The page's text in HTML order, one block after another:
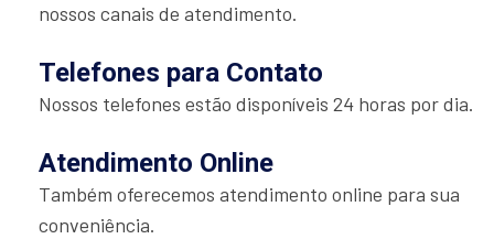
nossos canais de atendimento.
Telefones para Contato
Nossos telefones estão disponíveis 24 horas por dia.
Atendimento Online
Também oferecemos atendimento online para sua
conveniência.